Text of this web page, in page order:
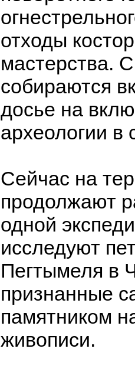
отходы
мастерства.
собираются
досье на
археологии
Сейчас на
продолжают
одной
исследуют
Пегтымеля в
признанные
памятником
живописи.